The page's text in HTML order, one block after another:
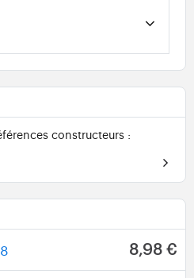
constructeurs :
8,98 €